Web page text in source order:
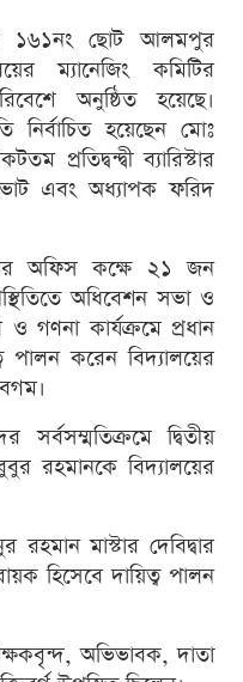
১৬১নং ছোট আলমপুর
ম্যানেজিং কমিটির
অনুষ্ঠিত হয়েছে।
নির্বাচিত হয়েছেন মোঃ
প্রতিদ্বন্দ্বী ব্যারিস্টার
এবং অধ্যাপক ফরিদ
অফিস কক্ষে ২১ জন
অধিবেশন সভা ও
গণনা কার্যক্রমে প্রধান
পালন করেন বিদ্যালয়ের
সর্বসম্মতিক্রমে দ্বিতীয়
রহমানকে বিদ্যালয়ের
রহমান মাস্টার দেবিদ্বার
হিসেবে দায়িত্ব পালন
অভিভাবক, দাতা